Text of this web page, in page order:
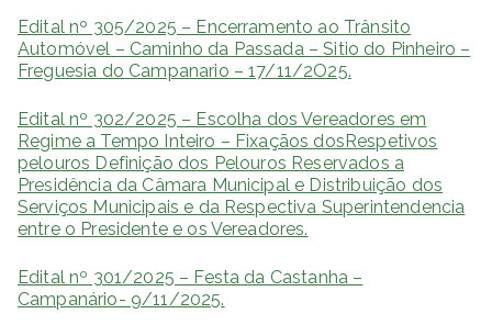
Edital nº 305/2025 – Encerramento ao Trânsito
Automóvel – Caminho da Passada – Sitio do Pinheiro –
Freguesia do Campanario – 17/11/2O25.
Edital nº 302/2025 – Escolha dos Vereadores em
Regime a Tempo Inteiro – Fixaçãos dosRespetivos
pelouros Definição dos Pelouros Reservados a
Presidência da Câmara Municipal e Distribuição dos
Serviços Municipais e da Respectiva Superintendencia
entre o Presidente e os Vereadores.
Edital nº 301/2025 – Festa da Castanha –
Campanário- 9/11/2025.